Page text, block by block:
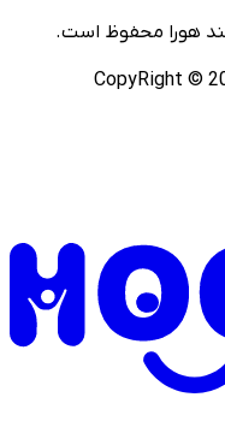
محفوظ است.
CopyRight